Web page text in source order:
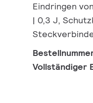
Eindringen
| 0,3 J,
Vollständiger